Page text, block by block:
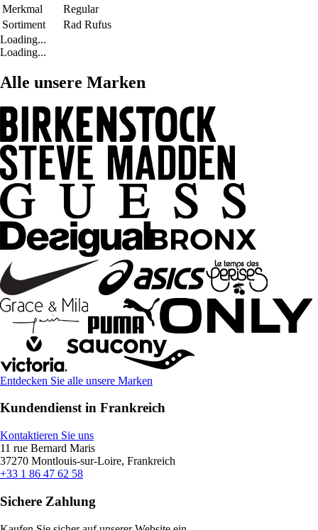
Merkmal
Regular
Sortiment
Rad Rufus
Loading...
Loading...
Alle unsere Marken
Entdecken Sie alle unsere Marken
Kundendienst in Frankreich
Kontaktieren Sie uns
11 rue Bernard Maris
37270 Montlouis-sur-Loire, Frankreich
+33 1 86 47 62 58
Sichere Zahlung